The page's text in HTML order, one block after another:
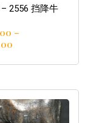
2556 挡降牛
–